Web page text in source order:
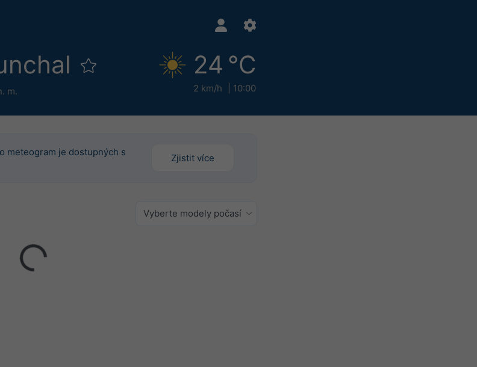
m.
24 °C
2 km/h 10:00
meteogram je dostupných s
Zjistit více
Vyberte modely počasí